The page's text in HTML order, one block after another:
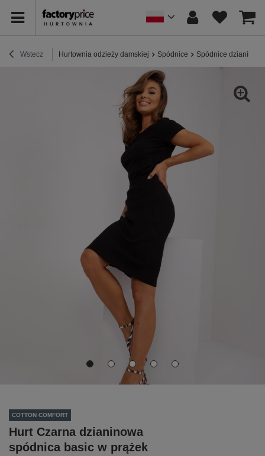
Wstecz Hurtownia odzieży damskiej Spódnice Spódnice
COTTON COMFORT
Hurt Czarna dzianinowa
spódnica basic w prążek